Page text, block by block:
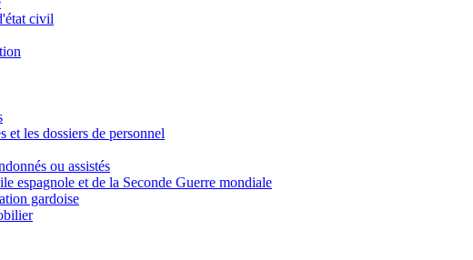
civil
et les dossiers de personnel
ou assistés
espagnole et de la Seconde Guerre mondiale
gardoise